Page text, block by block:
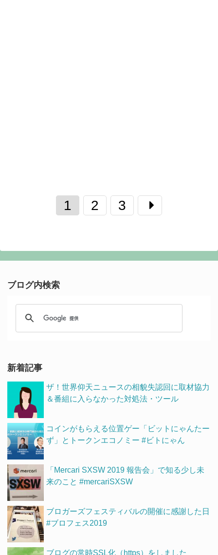
1 2 3
ブログ内検索
新着記事
ザ！世界仰天ニュースの相貌失認回に取材協力
＆番組に入らなかった対処法・ツール
コインがもらえる位置ゲー「ビットにゃんたー
ず」とトークンエコノミー #ビトにゃん
「Mercari SXSW 2019 報告会」で知る少し未
来のこと #mercariSXSW
ブロガーズフェスティバルの開催に感謝した日
#ブロフェス2019
ブログの常時SSL化（https）をしました